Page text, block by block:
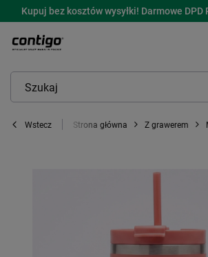
Kupuj bez kosztów wysyłki! Darmowe DPD
Wstecz Strona główna Z grawerem